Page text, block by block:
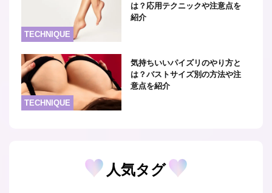
TECHNIQUE
は？応用テクニックや注意点を
紹介
TECHNIQUE
気持ちいいパイズリのやり方と
は？バストサイズ別の方法や注
意点を紹介
人気タグ